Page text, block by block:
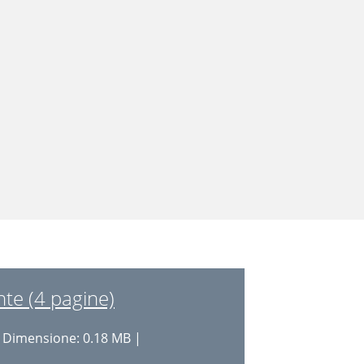
(4 pagine)
0.18 MB |